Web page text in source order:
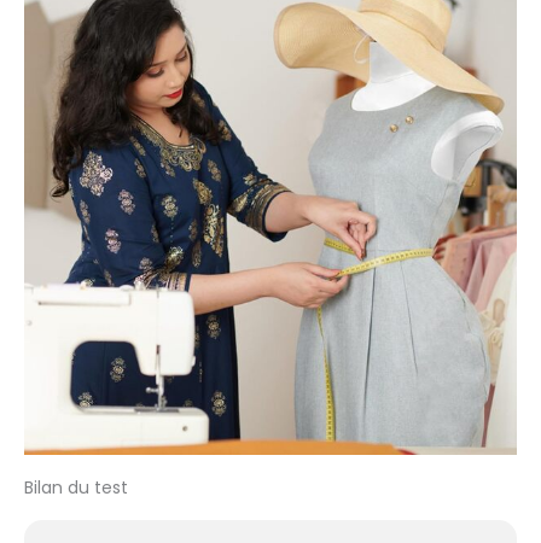
Bilan du test